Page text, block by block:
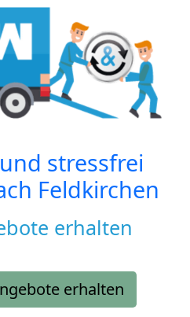
stressfrei
Feldkirchen
erhalten
erhalten